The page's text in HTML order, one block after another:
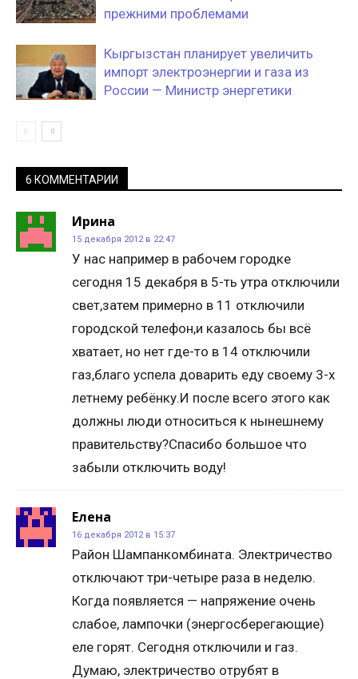
прежними проблемами
Кыргызстан планирует увеличить
импорт электроэнергии и газа из
России — Министр энергетики
6 КОММЕНТАРИИ
Ирина
15 декабря 2012 в 22:47
У нас например в рабочем городке
сегодня 15 декабря в 5-ть утра отключили
свет,затем примерно в 11 отключили
городской телефон,и казалось бы всё
хватает, но нет где-то в 14 отключили
газ,благо успела доварить еду своему 3-х
летнему ребёнку.И после всего этого как
должны люди относиться к нынешнему
правительству?Спасибо большое что
забыли отключить воду!
Елена
16 декабря 2012 в 15:37
Район Шампанкомбината. Электричество
отключают три-четыре раза в неделю.
Когда появляется — напряжение очень
слабое, лампочки (энергосберегающие)
еле горят. Сегодня отключили и газ.
Думаю, электричество отрубят в